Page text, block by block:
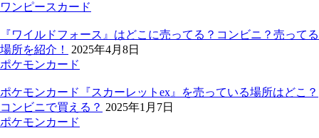
ワンピースカード
『ワイルドフォース』はどこに売ってる？コンビニ？売ってる
場所を紹介！
2025年4月8日
ポケモンカード
ポケモンカード『スカーレットex』を売っている場所はどこ？
コンビニで買える？ 2025年1月7日
ポケモンカード